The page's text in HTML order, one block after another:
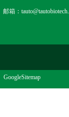
邮箱：
GoogleSitemap